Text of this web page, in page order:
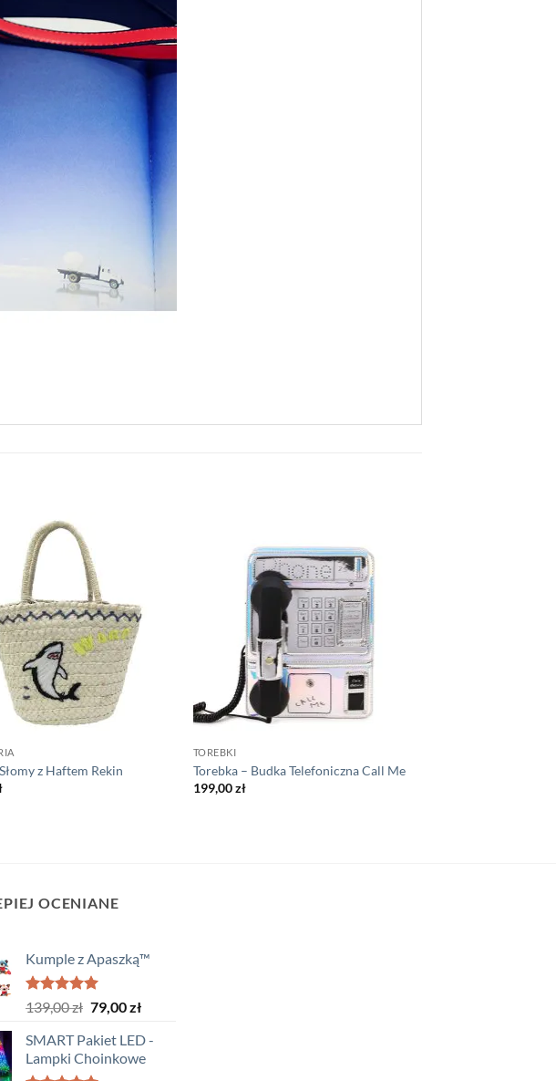
z Haftem Rekin
TOREBKI
Torebka – Budka Telefoniczna Call Me
199,00zł
OCENIANE
Kumple z Apaszką™
Oceniono
na 5
139,00zł Pierwotna
wynosiła:
139,00 zł.
79,00złAktualna
wynosi:
79,00 zł.
SMART Pakiet LED -
Lampki Choinkowe